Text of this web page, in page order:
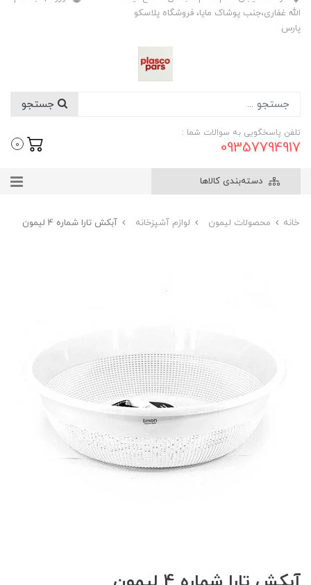
الله غفاری،جنب پوشاک مایا، فروشگاه پلاسکو
پارس
تلفن پاسخگویی به سوالات شما :
09357794917
0
دسته‌بندی کالاها
خانه محصولات لیمون لوازم آشپزخانه آبکش تارا شماره 4 لیمون